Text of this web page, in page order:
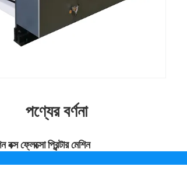
পণ্যের বর্ণনা
বক্স ফ্লেক্সো প্রিন্টার মেশিন